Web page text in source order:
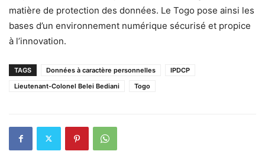
matière de protection des données. Le Togo pose ainsi les
bases d’un environnement numérique sécurisé et propice
à l’innovation.
TAGS Données à caractère personnelles
IPDCP
Lieutenant-Colonel Belei Bediani
Togo